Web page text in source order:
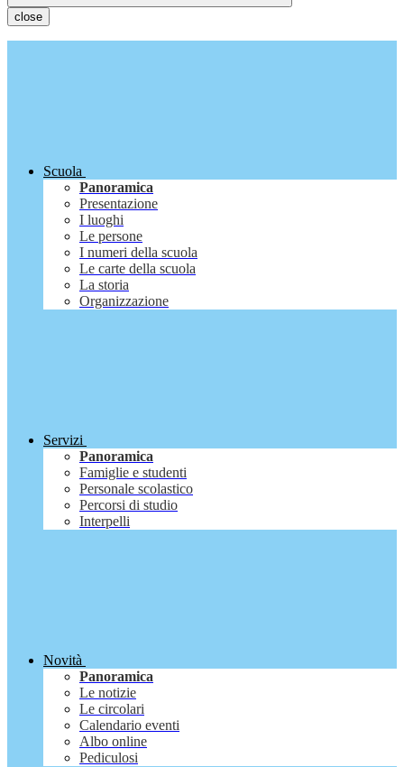
close
Scuola
Panoramica
Presentazione
I luoghi
Le persone
I numeri della scuola
Le carte della scuola
La storia
Organizzazione
Servizi
Panoramica
Famiglie e studenti
Personale scolastico
Percorsi di studio
Interpelli
Novità
Panoramica
Le notizie
Le circolari
Calendario eventi
Albo online
Pediculosi